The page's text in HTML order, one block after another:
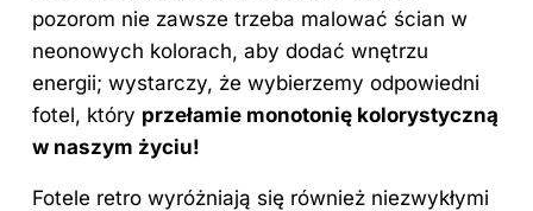
pozorom nie zawsze trzeba malować ścian w
neonowych kolorach, aby dodać wnętrzu
energii; wystarczy, że wybierzemy odpowiedni
fotel, który przełamie monotonię kolorystyczną
w naszym życiu!
Fotele retro wyróżniają się również niezwykłymi